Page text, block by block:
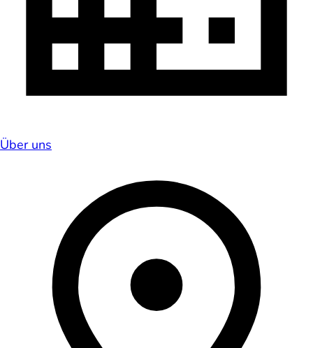
Über uns